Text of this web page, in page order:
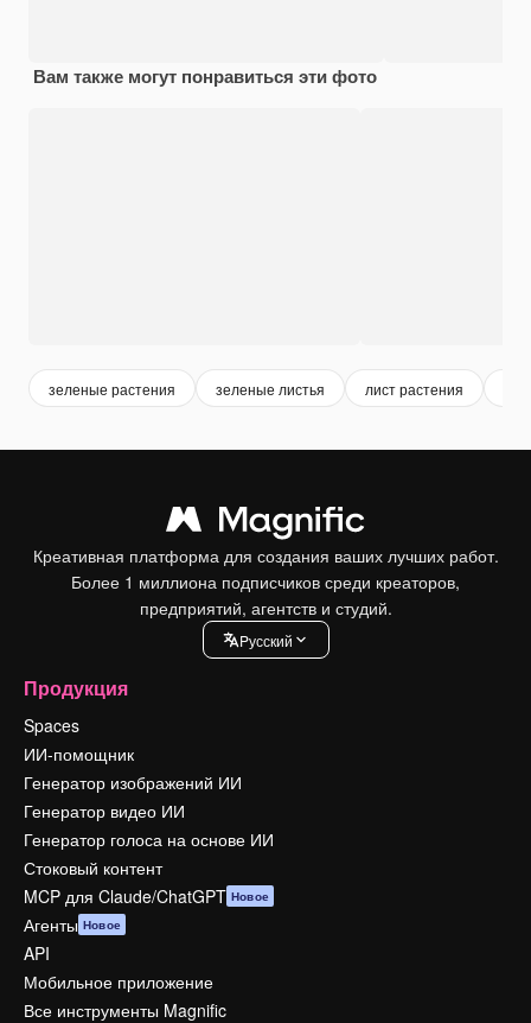
Вам также могут понравиться эти фото
зеленые растения зеленые листья лист растения
Креативная платформа для создания ваших лучших работ.
Более 1 миллиона подписчиков среди креаторов,
предприятий, агентств и студий.
Pусский
Продукция
Spaces
ИИ-помощник
Генератор изображений ИИ
Генератор видео ИИ
Генератор голоса на основе ИИ
Стоковый контент
MCP для Claude/ChatGPT Новое
Агенты Новое
API
Мобильное приложение
Все инструменты Magnific